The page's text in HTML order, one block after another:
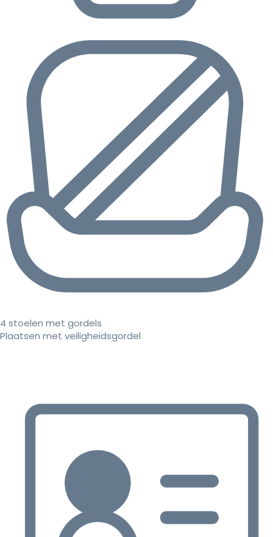
4 stoelen met gordels
Plaatsen met veiligheidsgordel